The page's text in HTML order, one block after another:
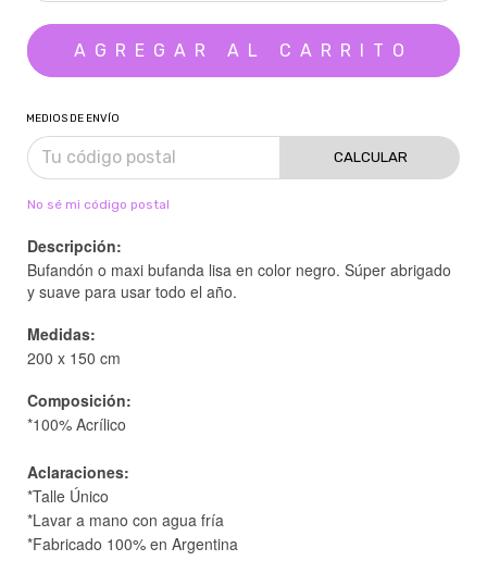
MEDIOS DE ENVÍO
CALCULAR
No sé mi código postal
Descripción:
Bufandón o maxi bufanda lisa en color negro. Súper abrigado
y suave para usar todo el año.
Medidas:
200 x 150 cm
Composición:
*100% Acrílico
Aclaraciones:
*Talle Único
*Lavar a mano con agua fría
*Fabricado 100% en Argentina